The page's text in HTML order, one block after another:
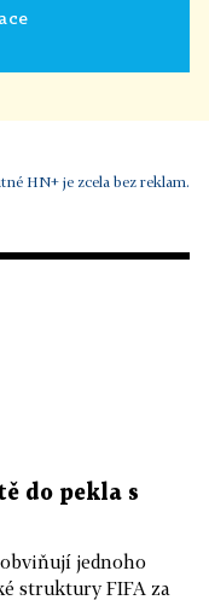
HN+ je zcela bez reklam.
do pekla s
jednoho
struktury FIFA za